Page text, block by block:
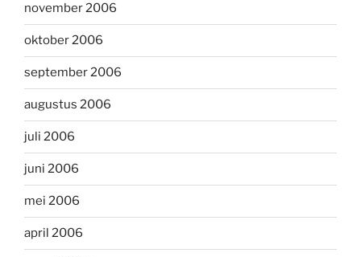
november 2006
oktober 2006
september 2006
augustus 2006
juli 2006
juni 2006
mei 2006
april 2006